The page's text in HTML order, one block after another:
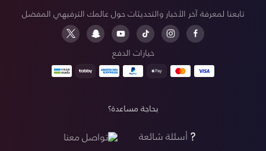
تابعنا لمعرفة آخر الأخبار والتحديثات حول عالمك الترفيهي المفضل
خيارات الدفع
بحاجة مساعدة؟
أسئلة شائعة تواصل معنا